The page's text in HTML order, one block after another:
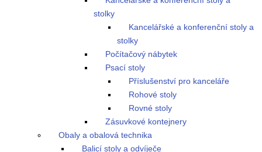
stolky
Kancelářské a konferenční stoly a
stolky
Počítačový nábytek
Psací stoly
Příslušenství pro kanceláře
Rohové stoly
Rovné stoly
Zásuvkové kontejnery
Obaly a obalová technika
Balicí stoly a odvíječe